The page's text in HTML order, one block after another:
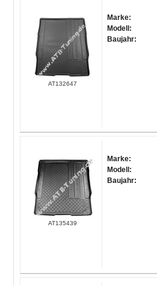
AT132647
Marke:
Modell:
Baujahr:
AT135439
Marke:
Modell:
Baujahr: